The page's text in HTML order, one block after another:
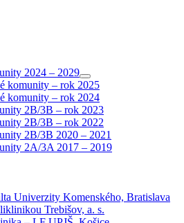
2024 – 2029
komunity – rok 2025
komunity – rok 2024
2B/3B – rok 2023
2B/3B – rok 2022
2B/3B 2020 – 2021
2A/3A 2017 – 2019
Univerzity Komenského, Bratislava
Trebišov, a. s.